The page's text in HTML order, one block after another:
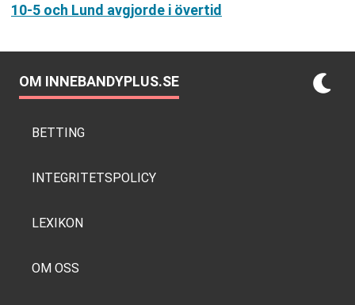
10-5 och Lund avgjorde i övertid
OM INNEBANDYPLUS.SE
BETTING
INTEGRITETSPOLICY
LEXIKON
OM OSS